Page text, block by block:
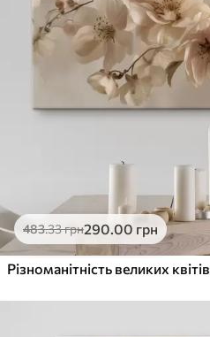
483.33грн290.00 грн
Різноманітність великих квітів